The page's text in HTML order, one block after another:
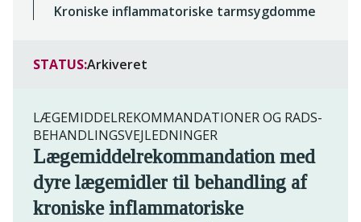
Kroniske inflammatoriske tarmsygdomme
STATUS:Arkiveret
LÆGEMIDDELREKOMMANDATIONER OG RADS-
BEHANDLINGSVEJLEDNINGER
Lægemiddelrekommandation med
dyre lægemidler til behandling af
kroniske inflammatoriske